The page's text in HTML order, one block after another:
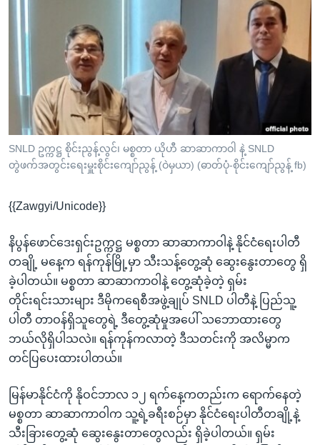
စာမျက်နှာ
ကျော်
ကြည့်
ရန်
ရန်
သို့
ကျော်
ရန်
ရုပ်ရှင်ထဲက အင်္ဂလိပ်စာ
သုတပဒေသာ အင်္ဂလိပ်စာ
တီဗွီ
ရေဒီယို/တီဗွီအစီအစဉ်
Learning English
ဗွီအိုအေ လူမှုကွန်ယက်များ
SNLD ဥက္ကဋ္ဌ စိုင်းညွန့်လွင်၊ မစ္စတာ ယိုဟီ ဆာဆာကာဝါ နဲ့ SNLD
တွဲဖက်အတွင်းရေးမှူးစိုင်းကျော်ညွန့် (ဝဲမှယာ) (ဓာတ်ပုံ-စိုင်းကျော်ညွန့် fb)
{{Zawgyi/Unicode}}
နိပွန်ဖောင်ဒေးရှင်းဥက္ကဋ္ဌ မစ္စတာ ဆာဆာကာဝါနဲ့ နိုင်ငံရေးပါတီ
တချို့ မနေ့က ရန်ကုန်မြို့မှာ သီးသန့်တွေ့ဆုံ ဆွေးနွေးတာတွေ ရှိ
ခဲ့ပါတယ်။ မစ္စတာ ဆာဆာကာဝါနဲ့ တွေ့ဆုံခဲ့တဲ့ ရှမ်း
တိုင်းရင်းသားများ ဒီမိုကရေစီအဖွဲ့ချုပ် SNLD ပါတီနဲ့ ပြည်သူ့
ပါတီ တာဝန်ရှိသူတွေရဲ့ ဒီတွေ့ဆုံမှုအပေါ် သဘောထားတွေ
ဘယ်လိုရှိပါသလဲ။ ရန်ကုန်ကလာတဲ့ ဒီသတင်းကို အလိမ္မာက
တင်ပြပေးထားပါတယ်။
မြန်မာနိုင်ငံကို နိုဝင်ဘာလ ၁၂ ရက်နေ့ကတည်းက ရောက်နေတဲ့
မစ္စတာ ဆာဆာကာဝါက သူ့ရဲ့ခရီးစဉ်မှာ နိုင်ငံရေးပါတီတချို့နဲ့
သီးခြားတွေ့ဆုံ ဆွေးနွေးတာတွေလည်း ရှိခဲ့ပါတယ်။ ရှမ်း